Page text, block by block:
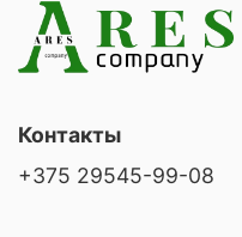
Контакты
+375 29545-99-08